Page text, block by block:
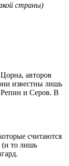
страны)
авторов
известны лишь
и Серов. В
считаются
то лишь